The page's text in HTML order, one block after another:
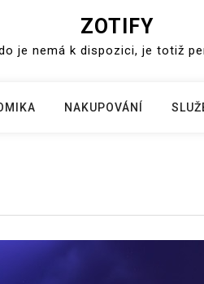
ZOTIFY
je nemá k dispozici, je totiž
NAKUPOVÁNÍ